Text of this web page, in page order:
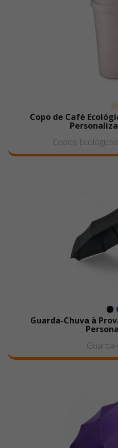
Copo de Café
Copos
Guarda-Chuva à